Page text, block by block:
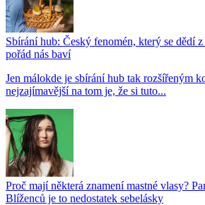
Sbírání hub: Český fenomén, který se dědí z
pořád nás baví
Jen málokde je sbírání hub tak rozšířeným
nejzajímavější na tom je, že si tuto...
Proč mají některá znamení mastné vlasy?
Blíženců je to nedostatek sebelásky